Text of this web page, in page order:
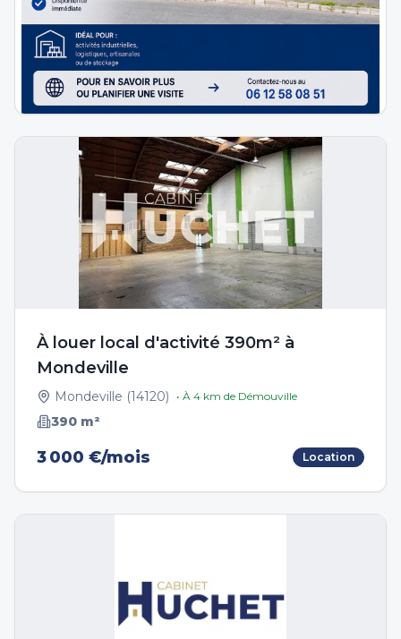
À louer local d'activité 390m² à
Mondeville
Mondeville (14120) • À 4 km de Démouville
390 m²
3 000 €/mois Location